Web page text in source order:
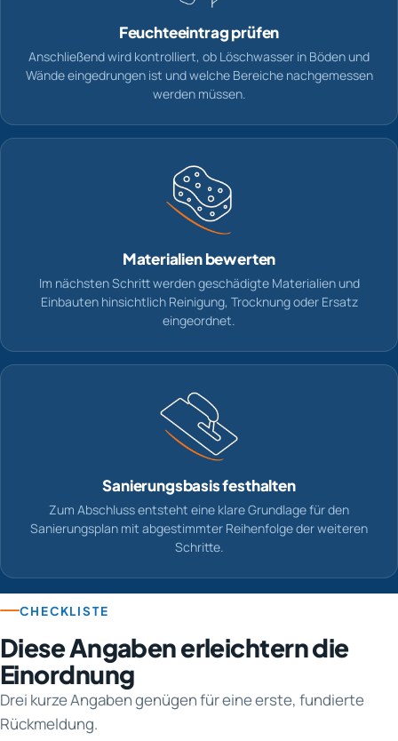
Feuchteeintrag prüfen
Anschließend wird kontrolliert, ob Löschwasser in Böden und
Wände eingedrungen ist und welche Bereiche nachgemessen
werden müssen.
Materialien bewerten
Im nächsten Schritt werden geschädigte Materialien und
Einbauten hinsichtlich Reinigung, Trocknung oder Ersatz
eingeordnet.
Sanierungsbasis festhalten
Zum Abschluss entsteht eine klare Grundlage für den
Sanierungsplan mit abgestimmter Reihenfolge der weiteren
Schritte.
CHECKLISTE
Diese Angaben erleichtern die
Einordnung
Drei kurze Angaben genügen für eine erste, fundierte
Rückmeldung.